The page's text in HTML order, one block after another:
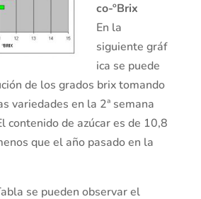
co-ºBrix
En la
siguiente gráf
ica se puede
de los grados brix tomando
variedades en la 2ª semana
contenido de azúcar es de 10,8
que el año pasado en la
se pueden observar el